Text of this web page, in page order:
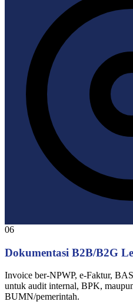
06
Dokumentasi B2B/B2G
Invoice ber-NPWP, e-Faktur,
untuk audit internal, BPK,
BUMN/pemerintah.